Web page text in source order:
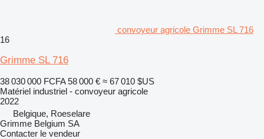
convoyeur agricole Grimme SL 716
16
Grimme SL 716
38 030 000 FCFA 58 000 € ≈ 67 010 $US
Matériel industriel - convoyeur agricole
2022
Belgique, Roeselare
Grimme Belgium SA
Contacter le vendeur